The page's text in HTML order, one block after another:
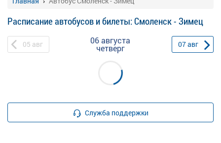
Расписание автобусов и билеты: Смоленск - Зимец
05 авг 06 августа
четверг 07авг
Служба поддержки